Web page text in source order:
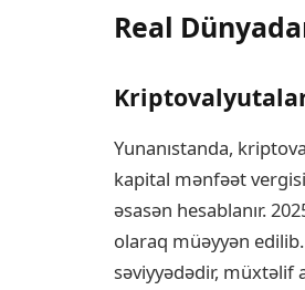
Real
Yunanıstanda,
kapital mənfəət
əsasən hesablanır.
olaraq müəyyən
səviyyədədir, müxtəlif